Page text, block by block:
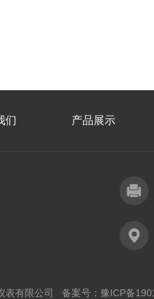
们 产品展示
表有限公司 备案号： 豫ICP备